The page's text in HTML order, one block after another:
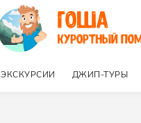
ЭКСКУРСИИ ДЖИП-ТУРЫ